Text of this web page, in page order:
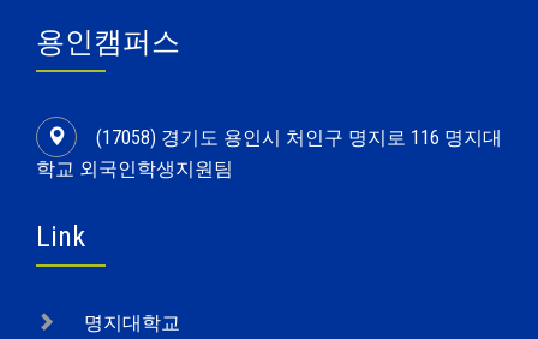
용인캠퍼스
(17058) 경기도 용인시 처인구 명지로 116 명지대
학교 외국인학생지원팀
Link
명지대학교